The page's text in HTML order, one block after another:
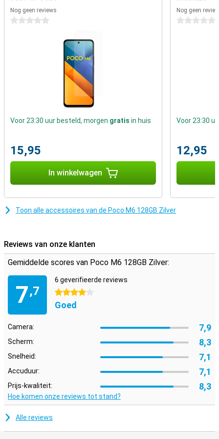
met de smartphone van Poco. Deze beschikt namelijk over een
bijzonder goede accu.
Ben jij op zoek naar een telefoon met vingerafdruk scanner? Dan is
deze misschien wat voor jou, de vingerafdruk scanner is verwerkt
op de zijkant van de telefoon. De glazen achterkant van de Poco M6
128GB Zilver geeft dit toestel een unieke look, deze look is heel
populair onder high-end toestellen.
Nog geen reviews
0 sterren
Voor 23:30 uur besteld, morgen gratis in huis
15,95
In winkelwagen
Nog geen
0 sterren
Voor 23:30
12,95
Toon alle accessoires van de Poco M6 128GB Zilver
Reviews van onze klanten
Gemiddelde scores van Poco M6 128GB Zilver:
7,7
6 geverifieerde reviews
4 sterren
Goed
Camera: 7,9
Scherm: 8,3
Snelheid: 7,1
Accuduur: 7,1
Prijs-kwaliteit: 8,3
Hoe komen onze reviews tot stand?
Alle reviews